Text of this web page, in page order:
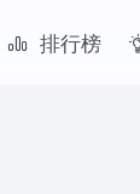
排行榜